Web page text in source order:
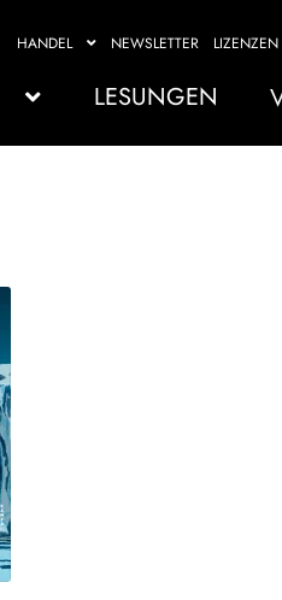
HANDEL NEWSLETTER
LESUNGEN